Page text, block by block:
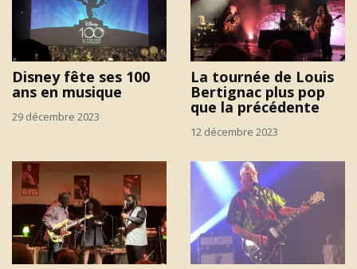
Disney fête ses 100
ans en musique
29 décembre 2023
La tournée de Louis
Bertignac plus pop
que la précédente
12 décembre 2023